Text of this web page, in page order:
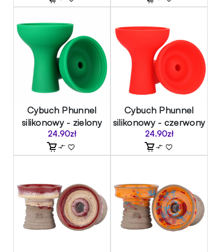
Cybuch Phunnel
silikonowy - zielony
24.90zł
Cybuch Phunnel
silikonowy - czerwony
24.90zł